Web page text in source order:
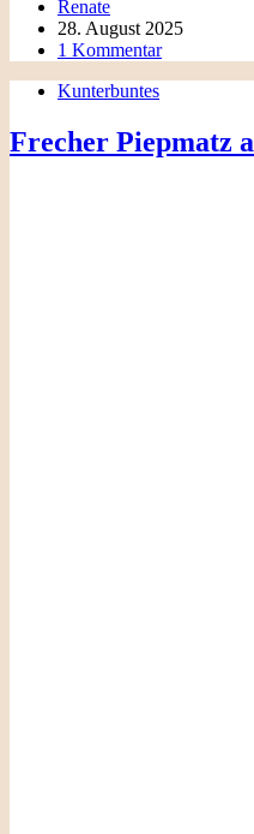
Renate
28. August 2025
1 Kommentar
Kunterbuntes
Frecher Piepmatz